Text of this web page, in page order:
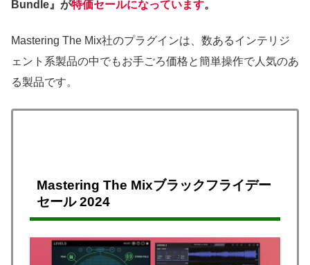
Bundle』が特価セールになっています。
Mastering The Mix社のプラグインは、数あるインテリジ
ェント系製品の中でもお手ごろ価格と簡単操作で人気のあ
る製品です。
Mastering The Mixブラックフライデー
セール 2024